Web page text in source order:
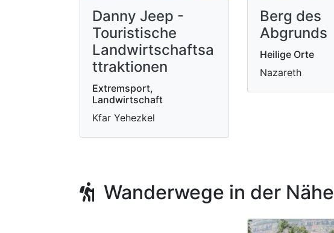
Danny Jeep -
Touristische
Landwirtschaftsa
ttraktionen
Extremsport,
Landwirtschaft
Kfar Yehezkel
Berg des
Abgrunds
Heilige Orte
Nazareth
Wanderwege in der Nähe